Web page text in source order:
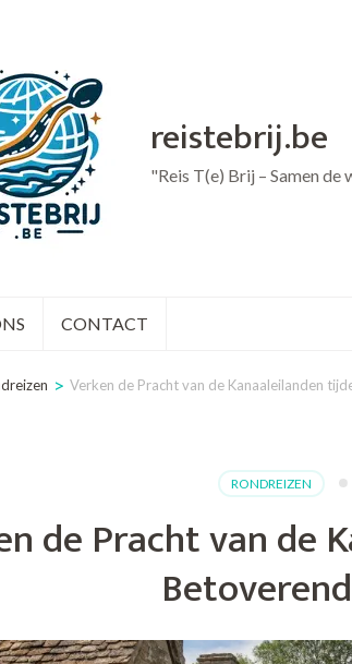
reistebrij.be
"Reis T(e) Brij – Samen
CONTACT
> Verken de Pracht van de Kanaaleilanden
RONDREIZEN
de Pracht van de